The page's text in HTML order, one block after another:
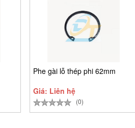
Phe gài lỗ thép phi 62mm
Giá: Liên hệ
(0)